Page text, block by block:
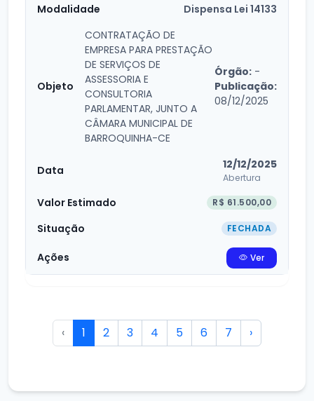
Dispensa Lei 14133
CONTRATAÇÃO DE
EMPRESA PARA PRESTAÇÃO
DE SERVIÇOS DE
ASSESSORIA E
CONSULTORIA
PARLAMENTAR, JUNTO A
CÂMARA MUNICIPAL DE
BARROQUINHA-CE
Órgão: -
Publicação:
08/12/2025
12/12/2025
Abertura
R$ 61.500,00
FECHADA
Ver
‹ 1 2 3 4 5 6 7 ›